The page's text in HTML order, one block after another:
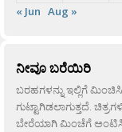
« Jun Aug »
ನೀವೂ ಬರೆಯಿರಿ
ಬರಹಗಳನ್ನು ಇಲ್ಲಿಗೆ
ಗುಟ್ಟಾಗಿಡಲಾಗುತ್ತದೆ.
ಬೇರೆಯಾಗಿ ಮಿಂಚೆಗೆ